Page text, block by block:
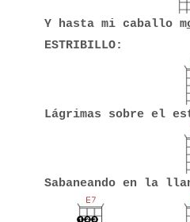
Y hasta mi caballo m
ESTRIBILLO:
Lágrimas sobre el
Sabaneando en la